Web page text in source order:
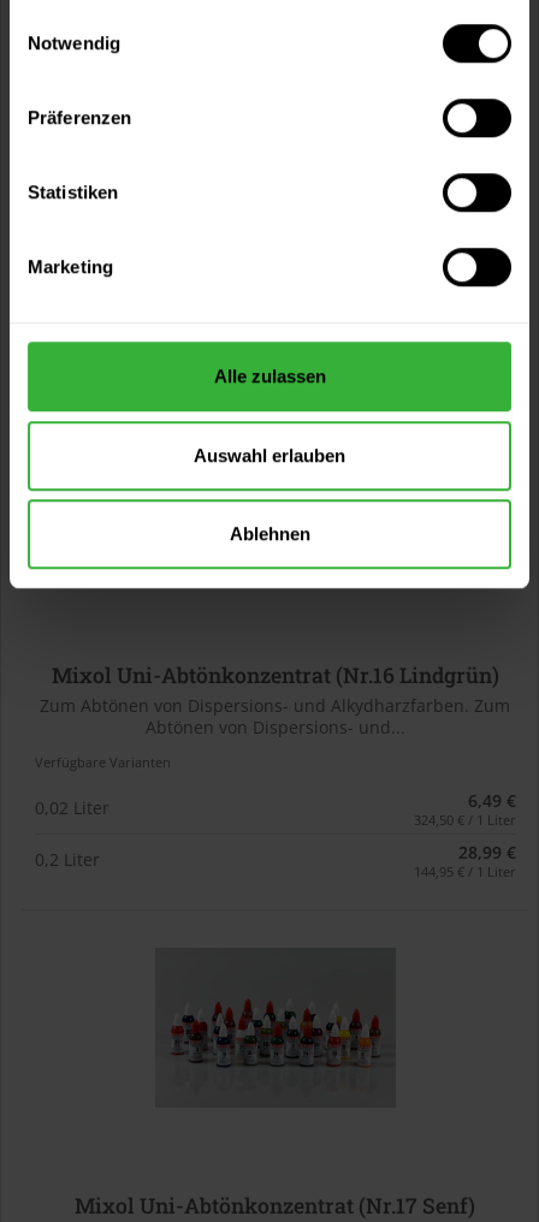
Notwendig
Präferenzen
Statistiken
Marketing
Alle zulassen
Auswahl erlauben
Ablehnen
Mixol Uni-Abtönkonzentrat (Nr.15 Olivgrün)
Zum Abtönen von Dispersions- und Alkydharzfarben. Zum
0,02 Liter 6,49 €
324,50 € / 1 Liter
144,95 € / 1 Liter
Mixol Uni-Abtönkonzentrat (Nr.16 Lindgrün)
Zum Abtönen von Dispersions- und Alkydharzfarben. Zum
Abtönen von Dispersions- und...
Verfügbare Varianten
0,02 Liter 6,49 €
324,50 € / 1 Liter
0,2 Liter 28,99 €
144,95 € / 1 Liter
Mixol Uni-Abtönkonzentrat (Nr.17 Senf)